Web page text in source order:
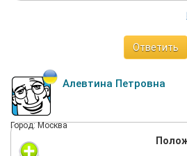
Ответить
Алевтина Петровна
Город: Москва